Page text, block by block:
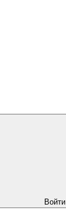
Войти